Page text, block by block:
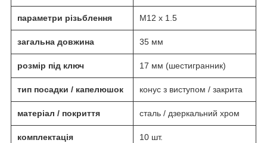
параметри різьблення M12 х 1.5
загальна довжина 35 мм
розмір під ключ 17 мм (шестигранник)
тип посадки / капелюшок конус з виступом / закрита
матеріал / покриття сталь / дзеркальний хром
комплектація 10 шт.